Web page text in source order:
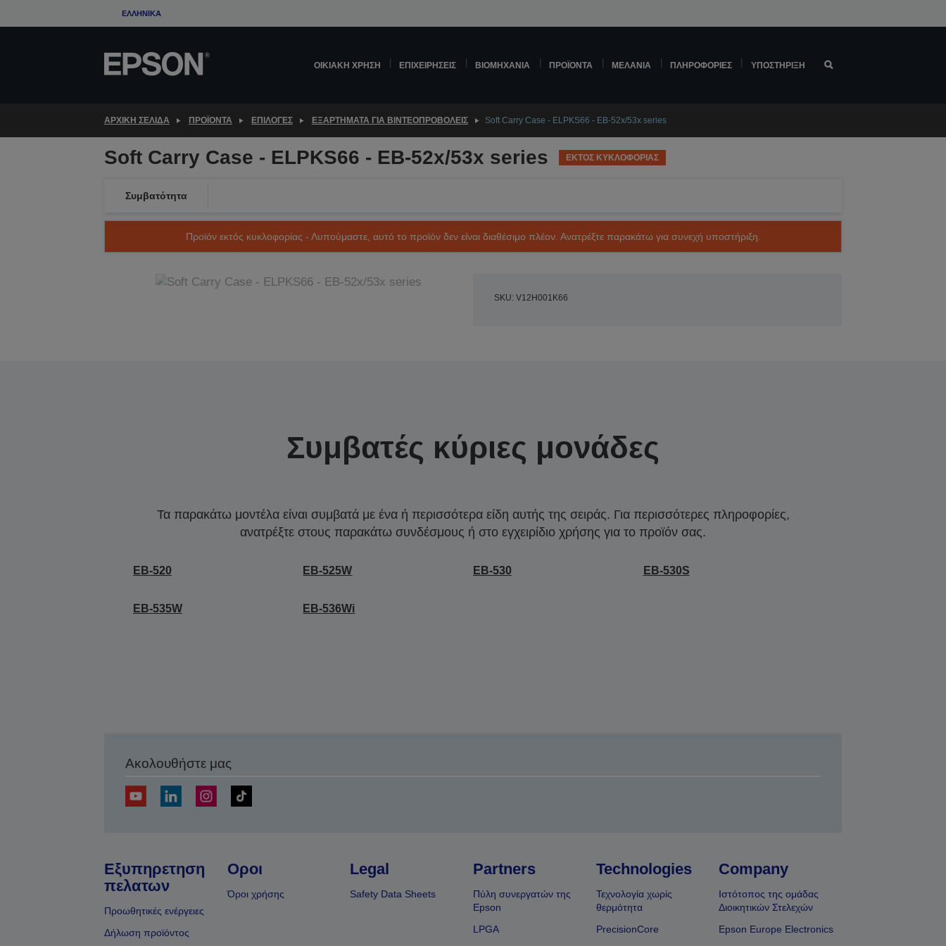
to
ΕΛΛΗΝΙΚΆ
ΟΙΚΙΑΚΉ ΧΡΉΣΗ ΕΠΙΧΕΙΡΉΣΕΙΣ ΒΙΟΜΗΧΑΝΊΑ ΠΡΟΪΌΝΤΑ ΜΕΛΆΝΙΑ ΠΛΗΡΟΦΟΡΊΕΣ ΥΠΟΣΤΉΡΙΞΗ
ΑΡΧΙΚΗ ΣΕΛΙΔΑ ΠΡΟΪΌΝΤΑ ΕΠΙΛΟΓΈΣ ΕΞΑΡΤΉΜΑΤΑ ΓΙΑ ΒΙΝΤΕΟΠΡΟΒΟΛΕΊΣ Soft Carry Case - ELPKS66 - EB-52x/53x series
Soft Carry Case - ELPKS66 - EB-52x/53x series ΕΚΤΟΣ ΚΥΚΛΟΦΟΡΙΑΣ
Συμβατότητα
Προϊόν εκτός κυκλοφορίας - Λυπούμαστε, αυτό το προϊόν δεν είναι διαθέσιμο πλέον. Ανατρέξτε παρακάτω για συνεχή υποστήριξη.
SKU: V12H001K66
Συμβατές κύριες μονάδες
Τα παρακάτω μοντέλα είναι συμβατά με ένα ή περισσότερα είδη αυτής της σειράς. Για περισσότερες πληροφορίες,
ανατρέξτε στους παρακάτω συνδέσμους ή στο εγχειρίδιο χρήσης για το προϊόν σας.
EB-520 EB-525W EB-530 EB-530S
EB-535W EB-536Wi
Ακολουθήστε μας
Εξυπηρετηση
πελατων
Προωθητικές ενέργειες
Δήλωση προϊόντος
Οροι
Όροι χρήσης
Legal
Safety Data Sheets
Partners
Πύλη συνεργατών της
Epson
LPGA
Technologies
Τεχνολογία χωρίς
θερμότητα
PrecisionCore
Company
Ιστότοπος της ομάδας
Διοικητικών Στελεχών
Epson Europe Electronics